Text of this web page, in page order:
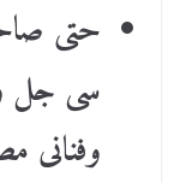
حتى
سى جل
وفنانى